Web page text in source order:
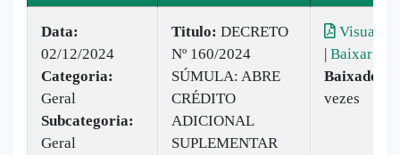
Data:
02/12/2024
Categoria:
Geral
Subcategoria:
Geral
Titulo: DECRETO
Nº 160/2024
SÚMULA: ABRE
CRÉDITO
ADICIONAL
SUPLEMENTAR
| Baixar
Baixado:
vezes